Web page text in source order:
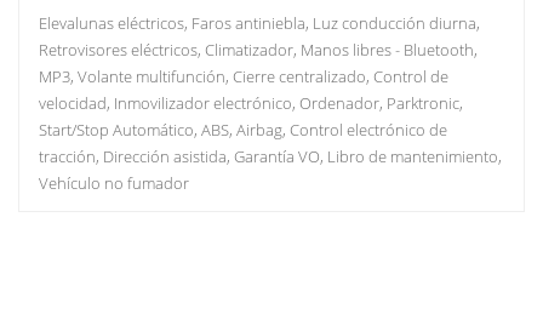
Elevalunas eléctricos, Faros antiniebla, Luz conducción diurna,
Retrovisores eléctricos, Climatizador, Manos libres - Bluetooth,
MP3, Volante multifunción, Cierre centralizado, Control de
velocidad, Inmovilizador electrónico, Ordenador, Parktronic,
Start/Stop Automático, ABS, Airbag, Control electrónico de
tracción, Dirección asistida, Garantía VO, Libro de mantenimiento,
Vehículo no fumador